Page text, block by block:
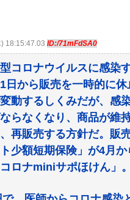
18:15:47.03 ID:/71mFdSA0
コロナウイルスに感染
日から販売を一時的に
動するしくみだが、感
らなくなり、商品が維
再販売する方針だ。販
少額短期保険」が4月
ロナminiサポほけん」